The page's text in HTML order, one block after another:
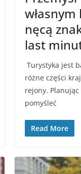
nęcą
last
Turystyka jest
różne części
rejony.
pomyśleć
Read More